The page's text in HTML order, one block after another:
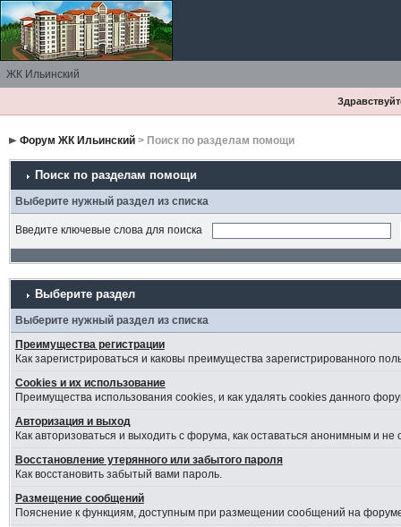
ЖК Ильинский
Форум ЖК Ильинский> Поиск по разделам помощи
Поиск по разделам помощи
Выберите нужный раздел из списка
Введите ключевые слова для поиска
Выберите раздел
Выберите нужный раздел из списка
Преимущества регистрации
Как зарегистрироваться и каковы преимущества зарегистрированного
Cookies и их использование
Преимущества использования cookies, и как удалять cookies данного
Авторизация и выход
Как авторизоваться и выходить с форума, как оставаться анонимным и
Восстановление утерянного или забытого пароля
Как восстановить забытый вами пароль.
Размещение сообщений
Пояснение к функциям, доступным при размещении сообщений на